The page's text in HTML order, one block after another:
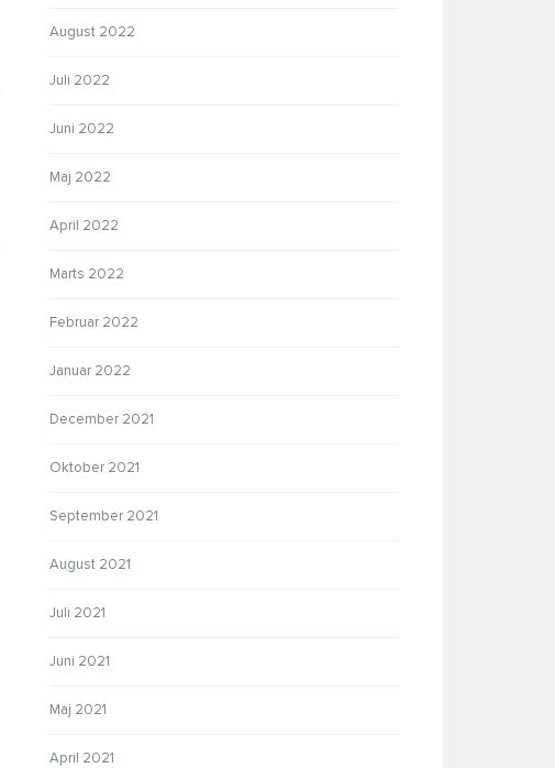
August 2022
Juli 2022
Juni 2022
Maj 2022
April 2022
Marts 2022
Februar 2022
Januar 2022
December 2021
Oktober 2021
September 2021
August 2021
Juli 2021
Juni 2021
Maj 2021
April 2021